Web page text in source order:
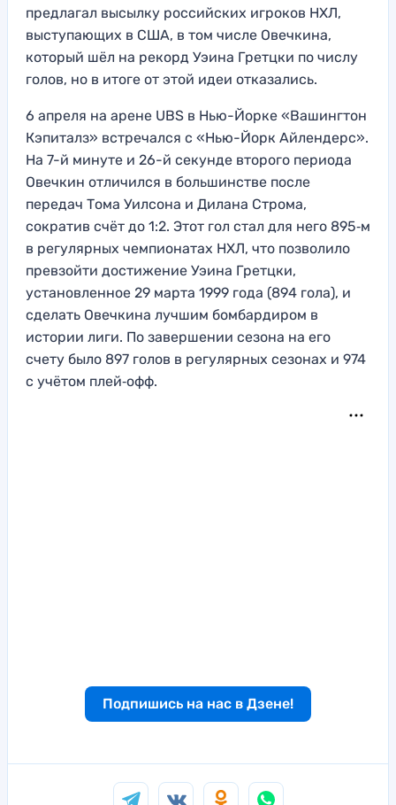
предлагал высылку российских игроков НХЛ,
выступающих в США, в том числе Овечкина,
который шёл на рекорд Уэина Гретцки по числу
голов, но в итоге от этой идеи отказались.
6 апреля на арене UBS в Нью-Йорке «Вашингтон
Кэпиталз» встречался с «Нью-Йорк Айлендерс».
На 7-й минуте и 26-й секунде второго периода
Овечкин отличился в большинстве после
передач Тома Уилсона и Дилана Строма,
сократив счёт до 1:2. Этот гол стал для него 895‑м
в регулярных чемпионатах НХЛ, что позволило
превзойти достижение Уэина Гретцки,
установленное 29 марта 1999 года (894 гола), и
сделать Овечкина лучшим бомбардиром в
истории лиги. По завершении сезона на его
счету было 897 голов в регулярных сезонах и 974
с учётом плей‑офф.
Подпишись на нас в Дзене!